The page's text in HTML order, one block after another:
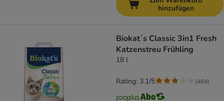
hinzufügen
Biokat´s Classic 3in1 Fresh
Katzenstreu Frühling
18 l
Rating: 3.1/5 (484)